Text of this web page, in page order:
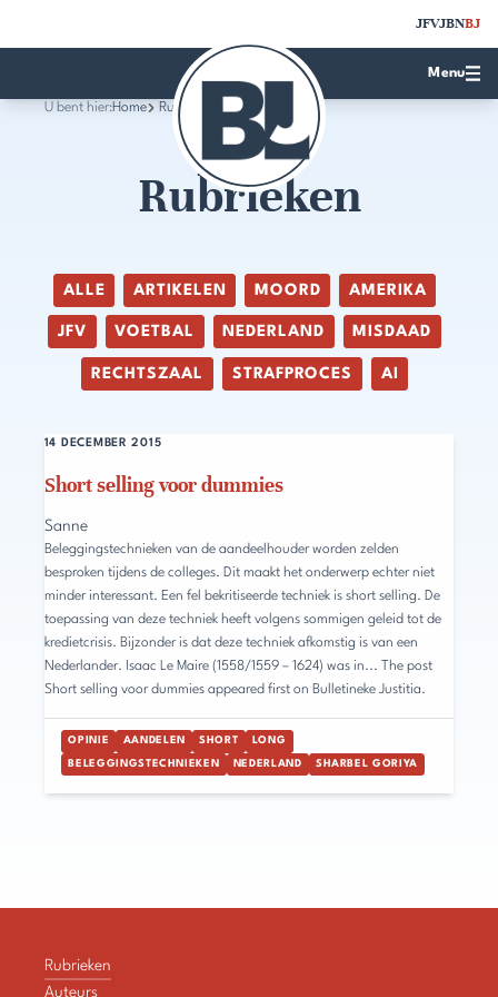
JFVJBNBJ
Menu
U bent hier:Home Rubrieken
Rubrieken
ALLE ARTIKELEN MOORD AMERIKA
JFV VOETBAL NEDERLAND MISDAAD
RECHTSZAAL STRAFPROCES AI
Short selling voor dummies
14 DECEMBER 2015
Sanne
Beleggingstechnieken van de aandeelhouder worden zelden
besproken tijdens de colleges. Dit maakt het onderwerp echter niet
minder interessant. Een fel bekritiseerde techniek is short selling. De
toepassing van deze techniek heeft volgens sommigen geleid tot de
kredietcrisis. Bijzonder is dat deze techniek afkomstig is van een
Nederlander. Isaac Le Maire (1558/1559 – 1624) was in... The post
Short selling voor dummies appeared first on Bulletineke Justitia.
OPINIE AANDELEN SHORT LONG
BELEGGINGSTECHNIEKEN NEDERLAND SHARBEL GORIYA
Rubrieken
Auteurs